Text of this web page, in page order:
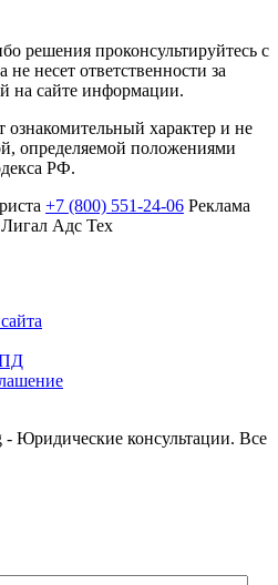
решения проконсультируйтесь с
несет ответственности за
на сайте информации.
характер и не
определяемой положениями
РФ.
+7 (800) 551-24-06 Реклама
Адс Тех
ПД
Юридические консультации. Все